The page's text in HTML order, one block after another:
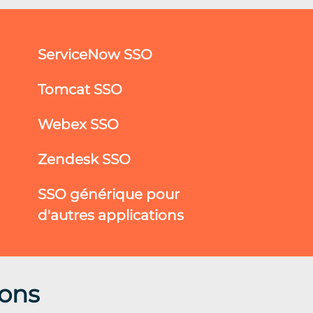
ServiceNow SSO
Tomcat SSO
Webex SSO
Zendesk SSO
SSO générique pour
d'autres applications